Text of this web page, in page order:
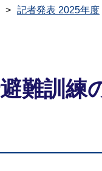
記者発表 2025年度
難訓練